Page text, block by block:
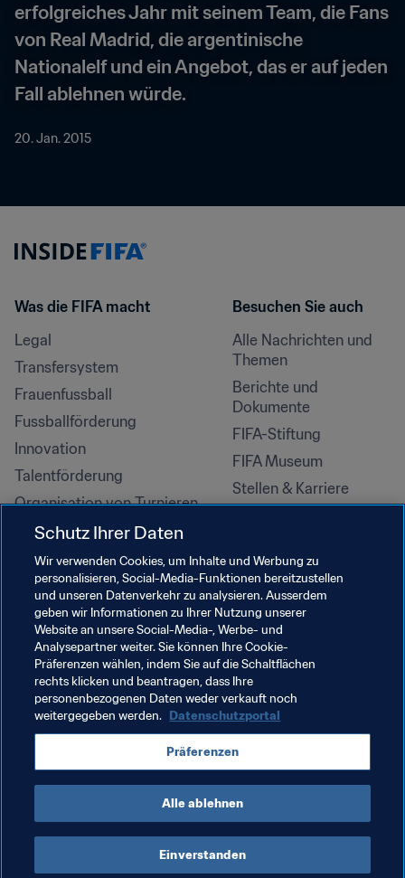
erfolgreiches Jahr mit seinem Team, die Fans
von Real Madrid, die argentinische
Nationalelf und ein Angebot, das er auf jeden
Fall ablehnen würde.
20. Jan. 2015
Was die FIFA macht
Legal
Transfersystem
Frauenfussball
Fussballförderung
Innovation
Talentförderung
Organisation von Turnieren
Nachhaltigkeit
Menschenrechte und
Antidiskriminierung
Gesundheit und Medizin
Bildungsinitiativen
Besuchen Sie auch
Alle Nachrichten und
Themen
Berichte und
Dokumente
FIFA-Stiftung
FIFA Museum
Stellen & Karriere
NUTZUNGSBEDINGUNGEN
FIFA-DATENSCHUTZPORTAL
DOWNLOADS
COOKIE-EINSTELLUNGEN
Urheberrechte © 1994–2025 FIFA. Alle Rechte vorbehalten.
Cookie Settings
Schutz Ihrer Daten
Wir verwenden Cookies, um Inhalte und Werbung zu
personalisieren, Social-Media-Funktionen bereitzustellen
und unseren Datenverkehr zu analysieren. Ausserdem
geben wir Informationen zu Ihrer Nutzung unserer
Website an unsere Social-Media-, Werbe- und
Analysepartner weiter. Sie können Ihre Cookie-
Präferenzen wählen, indem Sie auf die Schaltflächen
rechts klicken und beantragen, dass Ihre
personenbezogenen Daten weder verkauft noch
weitergegeben werden. Datenschutzportal
Präferenzen
Alle ablehnen
Einverstanden